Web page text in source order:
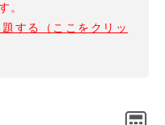
。
する（ここをクリッ